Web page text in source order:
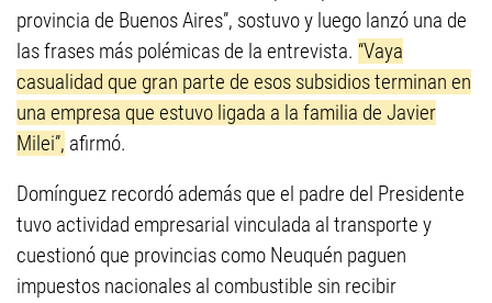
provincia de Buenos Aires”, sostuvo y luego lanzó una de
las frases más polémicas de la entrevista. “Vaya
casualidad que gran parte de esos subsidios terminan en
una empresa que estuvo ligada a la familia de Javier
Milei”, afirmó.
Domínguez recordó además que el padre del Presidente
tuvo actividad empresarial vinculada al transporte y
cuestionó que provincias como Neuquén paguen
impuestos nacionales al combustible sin recibir